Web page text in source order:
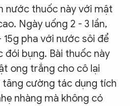
nước thuốc này với mật
Ngày uống 2 - 3 lần,
pha với nước sôi để
đói bụng. Bài thuốc này
ong trắng cho cô lại
cường tác dụng tích
nhàng mà không có